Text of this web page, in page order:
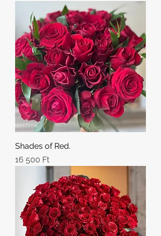
Shades of Red.
Ár
16 500 Ft